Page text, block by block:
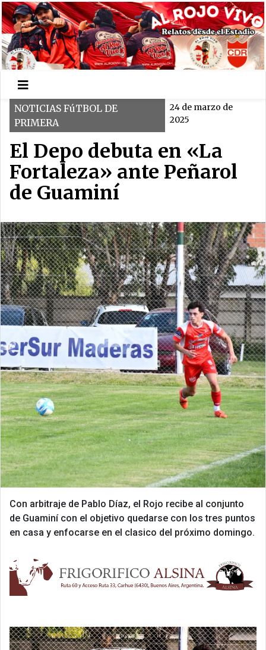
NOTICIAS FúTBOL DE
PRIMERA
24 de marzo de
2025
El Depo debuta en «La
Fortaleza» ante Peñarol
de Guaminí
Con arbitraje de Pablo Díaz, el Rojo recibe al conjunto
de Guaminí con el objetivo quedarse con los tres puntos
en casa y enfocarse en el clasico del próximo domingo.